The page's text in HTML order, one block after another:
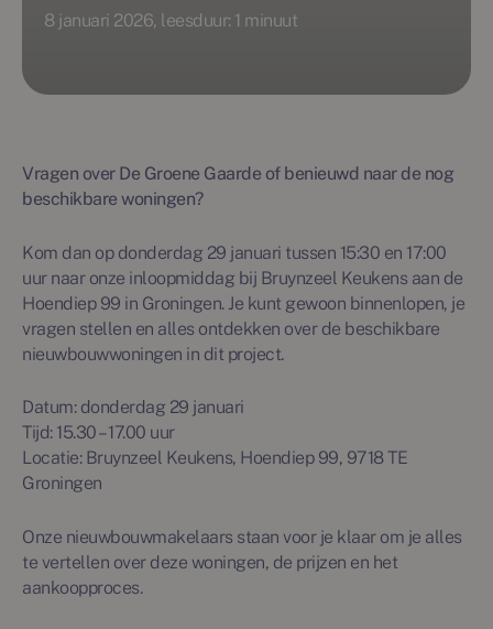
8 januari 2026, leesduur: 1 minuut
Vragen over De Groene Gaarde of benieuwd naar de nog
beschikbare woningen?
Kom dan op donderdag 29 januari tussen 15:30 en 17:00
uur naar onze inloopmiddag bij Bruynzeel Keukens aan de
Hoendiep 99 in Groningen. Je kunt gewoon binnenlopen, je
vragen stellen en alles ontdekken over de beschikbare
nieuwbouwwoningen in dit project.
Datum: donderdag 29 januari
Tijd: 15.30 – 17.00 uur
Locatie: Bruynzeel Keukens, Hoendiep 99, 9718 TE
Groningen
Onze nieuwbouwmakelaars staan voor je klaar om je alles
te vertellen over deze woningen, de prijzen en het
aankoopproces.